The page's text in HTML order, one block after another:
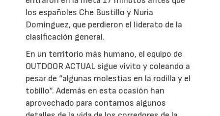
los españoles Che Bustillo y Nuria
Dominguez, que perdieron el liderato de la
clasificación general.
En un territorio más humano, el equipo de
OUTDOOR ACTUAL sigue vivito y coleando a
pesar de “algunas molestias en la rodilla y el
tobillo”. Además en esta ocasión han
aprovechado para contarnos algunos